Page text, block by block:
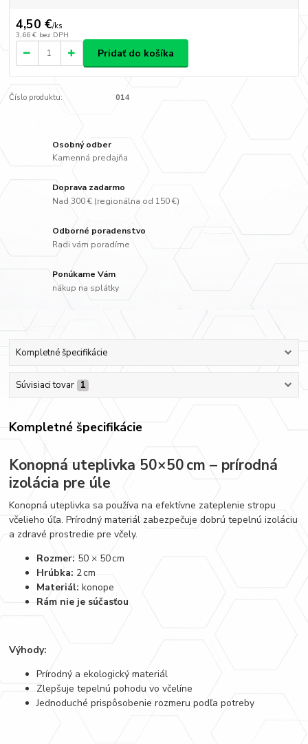
4,50 €/ks
3,66 € bez DPH
Pridať do košíka
Číslo produktu: 014
Osobný odber
Kamenná predajňa
Doprava zadarmo
Nad 300 € (regionálna od 150 €)
Odborné poradenstvo
Radi vám poradíme
Ponúkame Vám
nákup na splátky
Kompletné špecifikácie
Súvisiaci tovar 1
Kompletné špecifikácie
Konopná uteplivka 50×50 cm – prírodná
izolácia pre úle
Konopná uteplivka sa používa na efektívne zateplenie stropu
včelieho úľa. Prírodný materiál zabezpečuje dobrú tepelnú izoláciu
a zdravé prostredie pre včely.
Rozmer: 50 × 50 cm
Hrúbka: 2 cm
Materiál: konope
Rám nie je súčasťou
Výhody:
Prírodný a ekologický materiál
Zlepšuje tepelnú pohodu vo včelíne
Jednoduché prispôsobenie rozmeru podľa potreby